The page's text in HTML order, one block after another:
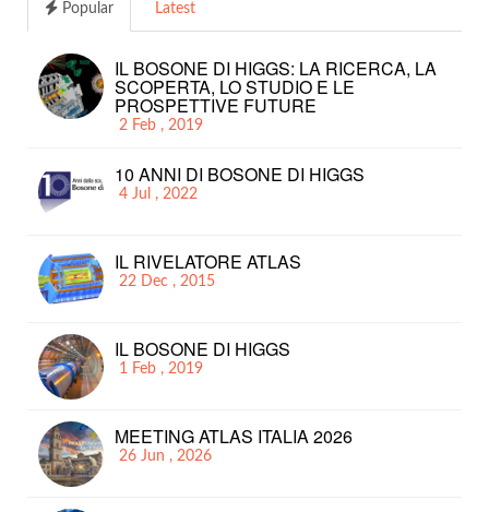
Popular Latest
IL BOSONE DI HIGGS: LA RICERCA, LA
SCOPERTA, LO STUDIO E LE
PROSPETTIVE FUTURE
2 Feb , 2019
10 ANNI DI BOSONE DI HIGGS
4 Jul , 2022
IL RIVELATORE ATLAS
22 Dec , 2015
IL BOSONE DI HIGGS
1 Feb , 2019
MEETING ATLAS ITALIA 2026
26 Jun , 2026